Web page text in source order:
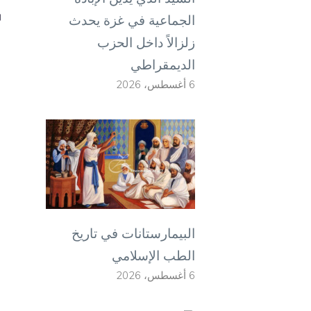
الجماعية في غزة يحدث
زلزالاً داخل الحزب
الديمقراطي
6 أغسطس، 2026
البيمارستانات في تاريخ
الطب الإسلامي
6 أغسطس، 2026